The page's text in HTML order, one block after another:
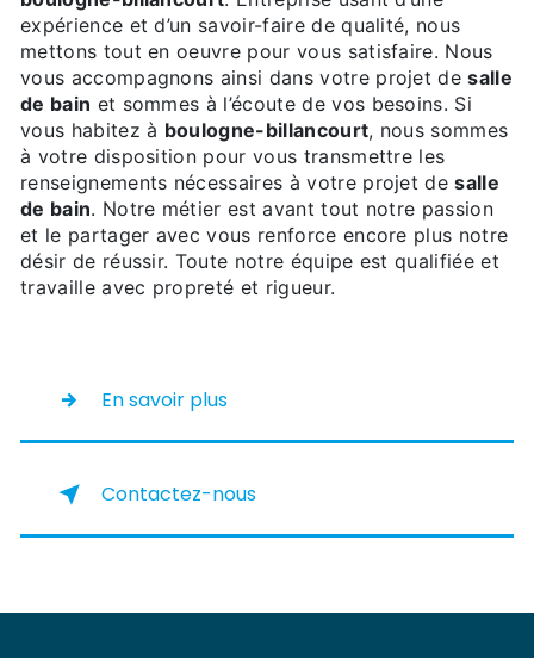
expérience et d’un savoir-faire de qualité, nous
mettons tout en oeuvre pour vous satisfaire. Nous
vous accompagnons ainsi dans votre projet desalle
de bain et sommes à l’écoute de vos besoins. Si
vous habitez à boulogne-billancourt, nous sommes
à votre disposition pour vous transmettre les
renseignements nécessaires à votre projet desalle
de bain. Notre métier est avant tout notre passion
et le partager avec vous renforce encore plus notre
désir de réussir. Toute notre équipe est qualifiée et
travaille avec propreté et rigueur.
En savoir plus
Contactez-nous